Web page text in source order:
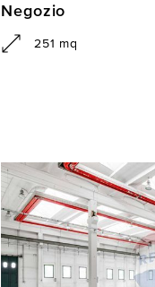
Negozio
251 mq